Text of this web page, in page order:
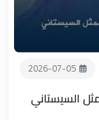
2026-07-05
السيستاني